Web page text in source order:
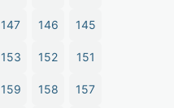
145
146
147
151
152
153
157
158
159